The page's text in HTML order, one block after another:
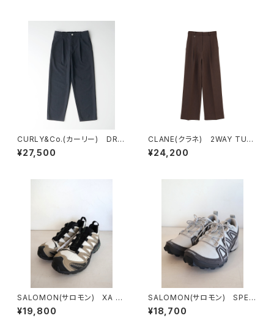
CURLY&Co.(カーリー) DRY
MESH PANTS
¥27,500
CLANE(クラネ) 2WAY TUC
K STRAIGHT PANTS BRO
WN
¥24,200
SALOMON(サロモン) XA P
RO 3D SILVER SAGE/VANI
LLA ICE/BISTRO GREEN
¥19,800
SALOMON(サロモン) SPEE
DCROSS 3 EXPANSE Luna
rRock/Castlerock/FtwSilve
¥18,700